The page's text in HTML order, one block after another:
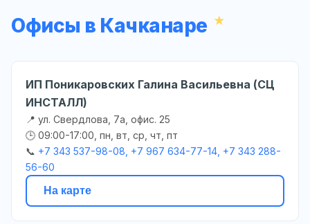
Офисы в Качканаре
ИП Поникаровских Галина Васильевна (СЦ
ИНСТАЛЛ)
📍 ул. Свердлова, 7а, офис. 25
🕒 09:00-17:00, пн, вт, ср, чт, пт
📞 +7 343 537-98-08, +7 967 634-77-14, +7 343 288-
56-60
На карте